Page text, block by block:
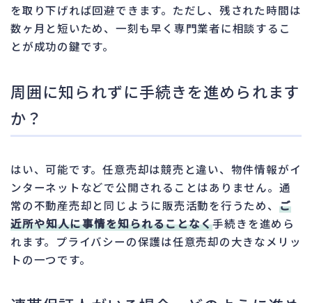
を取り下げれば回避できます。ただし、残された時間は
数ヶ月と短いため、一刻も早く専門業者に相談するこ
とが成功の鍵です。
周囲に知られずに手続きを進められます
か？
はい、可能です。任意売却は競売と違い、物件情報がイ
ンターネットなどで公開されることはありません。通
常の不動産売却と同じように販売活動を行うため、 ご
近所や知人に事情を知られることなく手続きを進めら
れます。プライバシーの保護は任意売却の大きなメリッ
トの一つです。